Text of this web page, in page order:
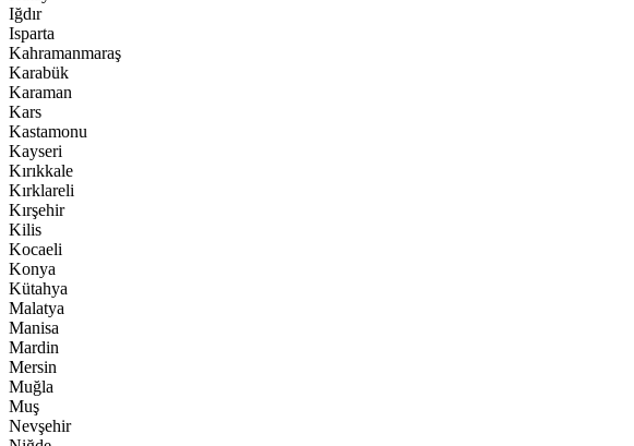
Iğdır
Isparta
Kahramanmaraş
Karabük
Karaman
Kars
Kastamonu
Kayseri
Kırıkkale
Kırklareli
Kırşehir
Kilis
Kocaeli
Konya
Kütahya
Malatya
Manisa
Mardin
Mersin
Muğla
Muş
Nevşehir